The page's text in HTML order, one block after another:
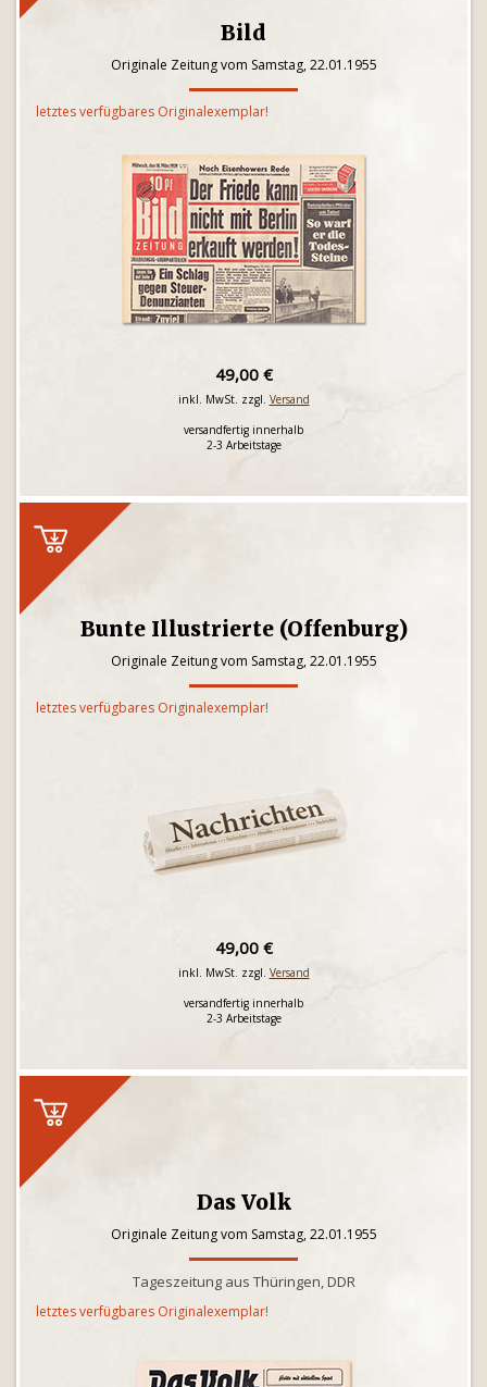
Bild
Originale Zeitung vom Samstag, 22.01.1955
letztes verfügbares Originalexemplar!
49,00 €
inkl. MwSt. zzgl. Versand
versandfertig innerhalb
2-3 Arbeitstage
Bunte Illustrierte (Offenburg)
Originale Zeitung vom Samstag, 22.01.1955
letztes verfügbares Originalexemplar!
49,00 €
inkl. MwSt. zzgl. Versand
versandfertig innerhalb
2-3 Arbeitstage
Das Volk
Originale Zeitung vom Samstag, 22.01.1955
Tageszeitung aus Thüringen, DDR
letztes verfügbares Originalexemplar!